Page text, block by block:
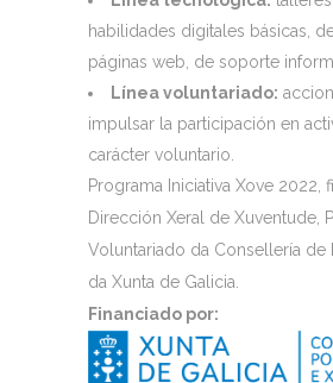
habilidades digitales básicas,
páginas web, de soporte
Línea voluntariado:
impulsar la participación en
carácter voluntario.
Programa Iniciativa Xove 2022,
Dirección Xeral de Xuventude,
Voluntariado da Consellería de
da Xunta de Galicia.
Financiado por: